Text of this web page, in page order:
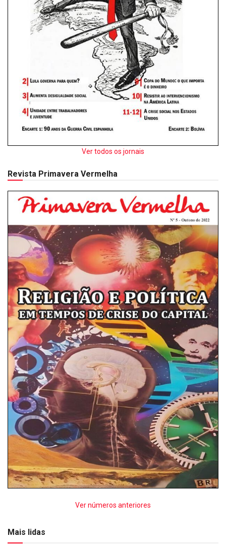
Ver todos os jornais
Revista Primavera Vermelha
Ver números anteriores
Mais lidas